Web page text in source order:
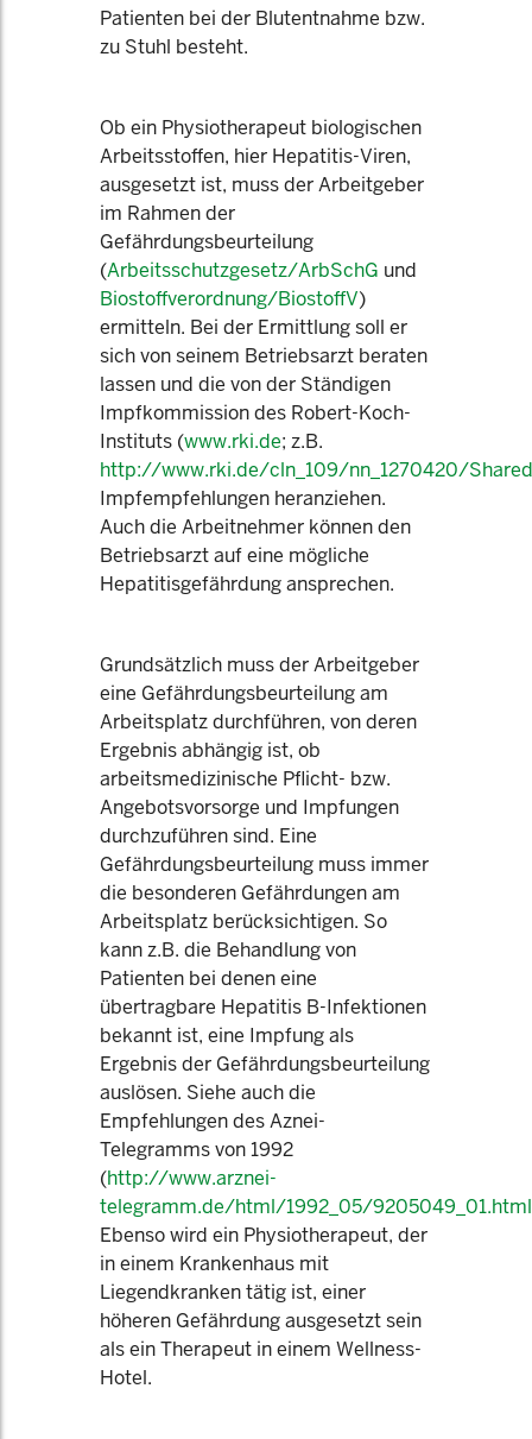
Patienten bei der Blutentnahme bzw.
zu Stuhl besteht.
Ob ein Physiotherapeut biologischen
Arbeitsstoffen, hier Hepatitis-Viren,
ausgesetzt ist, muss der Arbeitgeber
im Rahmen der
Gefährdungsbeurteilung
(Arbeitsschutzgesetz/ArbSchG und
Biostoffverordnung/BiostoffV)
ermitteln. Bei der Ermittlung soll er
sich von seinem Betriebsarzt beraten
lassen und die von der Ständigen
Impfkommission des Robert-Koch-
Instituts (www.rki.de; z.B.
http://www.rki.de/cln_109/nn_1270420/
Impfempfehlungen heranziehen.
Auch die Arbeitnehmer können den
Betriebsarzt auf eine mögliche
Hepatitisgefährdung ansprechen.
Grundsätzlich muss der Arbeitgeber
eine Gefährdungsbeurteilung am
Arbeitsplatz durchführen, von deren
Ergebnis abhängig ist, ob
arbeitsmedizinische Pflicht- bzw.
Angebotsvorsorge und Impfungen
durchzuführen sind. Eine
Gefährdungsbeurteilung muss immer
die besonderen Gefährdungen am
Arbeitsplatz berücksichtigen. So
kann z.B. die Behandlung von
Patienten bei denen eine
übertragbare Hepatitis B-Infektionen
bekannt ist, eine Impfung als
Ergebnis der Gefährdungsbeurteilung
auslösen. Siehe auch die
Empfehlungen des Aznei-
Telegramms von 1992
(http://www.arznei-
telegramm.de/html/1992_05/9205049_01.html
Ebenso wird ein Physiotherapeut, der
in einem Krankenhaus mit
Liegendkranken tätig ist, einer
höheren Gefährdung ausgesetzt sein
als ein Therapeut in einem Wellness-
Hotel.